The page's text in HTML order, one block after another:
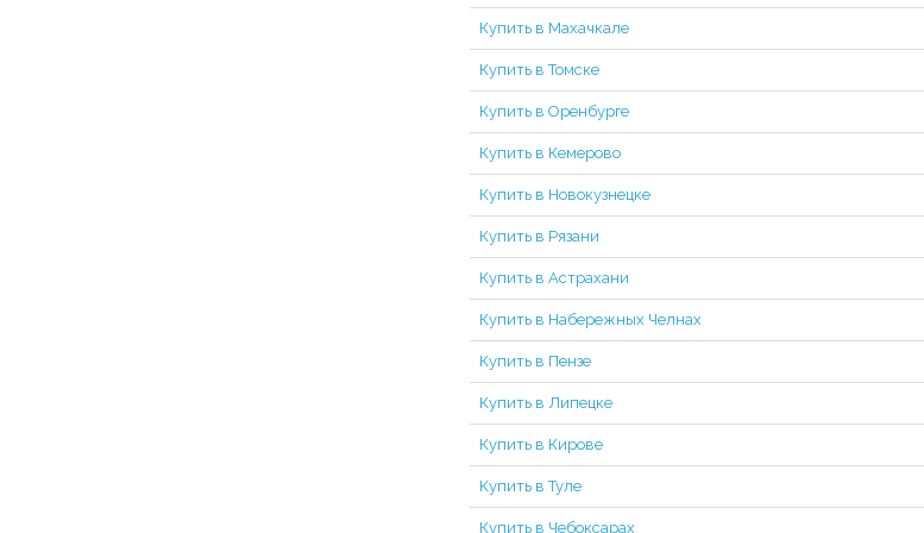
Купить в Махачкале
Купить в Томске
Купить в Оренбурге
Купить в Кемерово
Купить в Новокузнецке
Купить в Рязани
Купить в Астрахани
Купить в Набережных Челнах
Купить в Пензе
Купить в Липецке
Купить в Кирове
Купить в Туле
Купить в Чебоксарах